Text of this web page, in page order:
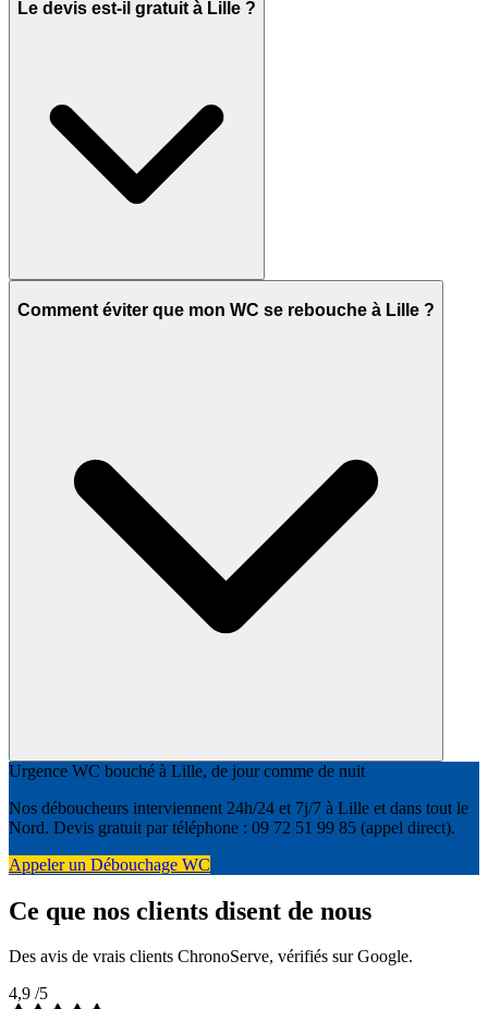
Le devis est-il gratuit à Lille ?
Comment éviter que mon WC se rebouche à Lille ?
Urgence WC bouché à Lille, de jour comme de nuit
Nos déboucheurs interviennent 24h/24 et 7j/7 à Lille et dans tout le
Nord. Devis gratuit par téléphone : 09 72 51 99 85 (appel direct).
Appeler un Débouchage WC
Ce que nos clients disent de nous
Des avis de vrais clients ChronoServe, vérifiés sur Google.
4,9 /5